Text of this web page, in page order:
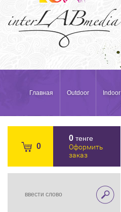
Главная Outdoor Indoor
0
0 тенге
Оформить
заказ